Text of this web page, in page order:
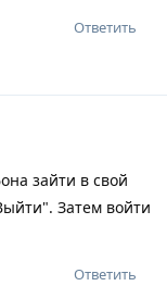
Ответить
зайти в свой
Затем войти
Ответить